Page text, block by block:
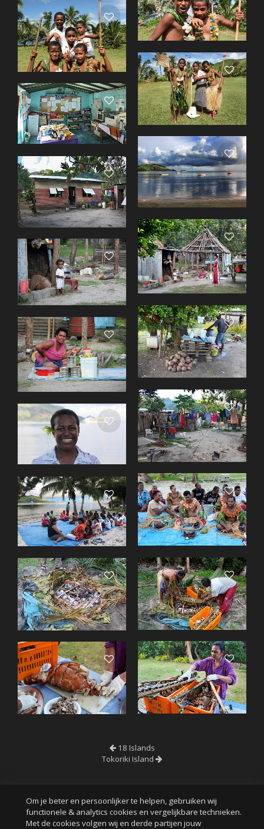
18 Islands
Tokoriki Island
Om je beter en persoonlijker te helpen, gebruiken wij
functionele & analytics cookies en vergelijkbare technieken.
Met de cookies volgen wij en derde partijen jouw